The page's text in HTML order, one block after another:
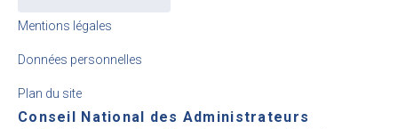
Mentions légales
Données personnelles
Plan du site
Conseil National des Administrateurs